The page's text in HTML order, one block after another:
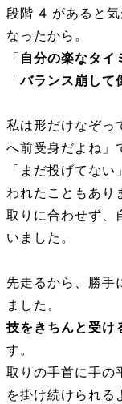
段階 4 があると
なったから。
「 自分の楽なタイ
「バランス崩して
私は形だけなぞっ
へ前受身だよね」
「まだ投げてない
われたこともあり
取りに合わせず、
いました。
先走るから、勝手
ました。
技をきちんと受け
す。
取りの手首に手の
を掛け続けられる